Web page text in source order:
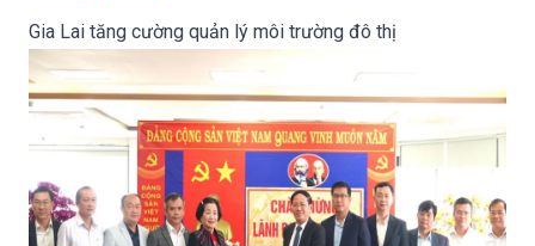
Gia Lai tăng cường quản lý môi trường đô thị